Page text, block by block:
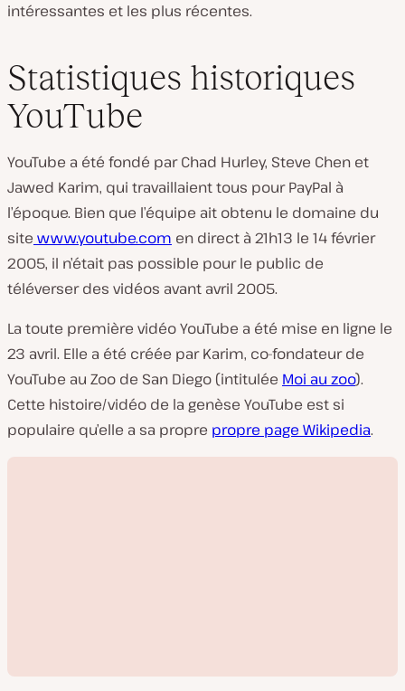
intéressantes et les plus récentes.
Statistiques historiques
YouTube
YouTube a été fondé par Chad Hurley, Steve Chen et
Jawed Karim, qui travaillaient tous pour PayPal à
l’époque. Bien que l’équipe ait obtenu le domaine du
site www.youtube.com en direct à 21h13 le 14 février
2005, il n’était pas possible pour le public de
téléverser des vidéos avant avril 2005.
La toute première vidéo YouTube a été mise en ligne le
23 avril. Elle a été créée par Karim, co-fondateur de
YouTube au Zoo de San Diego (intitulée Moi au zoo).
Cette histoire/vidéo de la genèse YouTube est si
populaire qu’elle a sa propre propre page Wikipedia.